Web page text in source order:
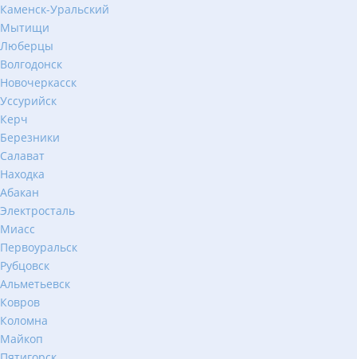
Каменск-Уральский
Мытищи
Люберцы
Волгодонск
Новочеркасск
Уссурийск
Керч
Березники
Салават
Находка
Абакан
Электросталь
Миасс
Первоуральск
Рубцовск
Альметьевск
Ковров
Коломна
Майкоп